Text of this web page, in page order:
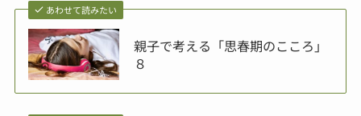
あわせて読みたい
親子で考える「思春期のこころ」
８